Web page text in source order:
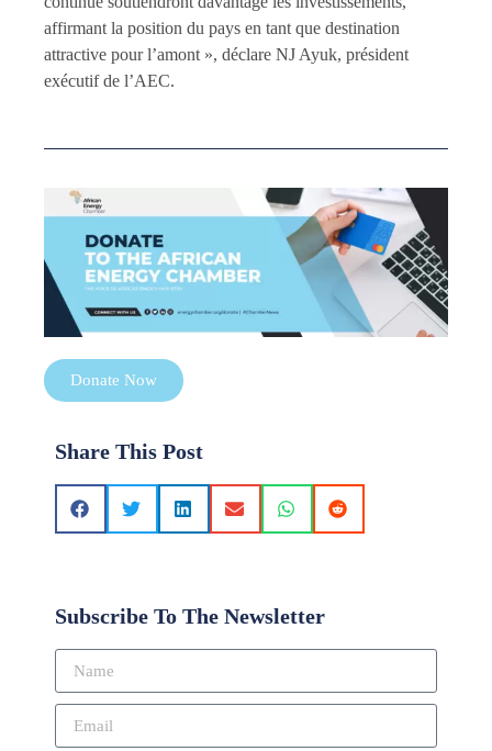
affirmant la position du pays en tant que destination
attractive pour l’amont », déclare NJ Ayuk, président
exécutif de l’AEC.
Donate Now
Share This Post
Subscribe To The Newsletter